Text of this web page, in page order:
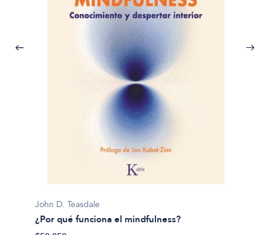
John D. Teasdale
¿Por qué funciona el mindfulness?